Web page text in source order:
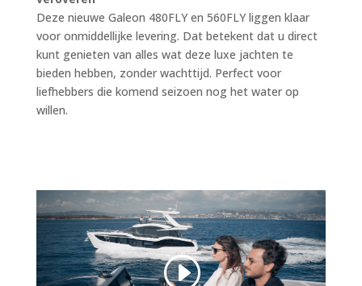
Deze nieuwe Galeon 480FLY en 560FLY liggen klaar
voor onmiddellijke levering. Dat betekent dat u direct
kunt genieten van alles wat deze luxe jachten te
bieden hebben, zonder wachttijd. Perfect voor
liefhebbers die komend seizoen nog het water op
willen.